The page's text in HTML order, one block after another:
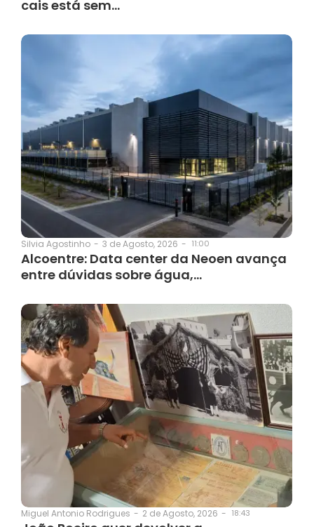
cais está sem…
Silvia Agostinho - 3 de Agosto, 2026 - 11:00
Alcoentre: Data center da Neoen avança
entre dúvidas sobre água,…
Miguel Antonio Rodrigues - 2 de Agosto, 2026 - 18:43